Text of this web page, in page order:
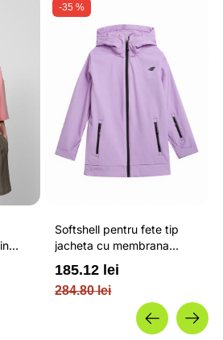
-35 %
Softshell pentru fete tip
jacheta cu membrana
impermeabila NEODRY 5
000 si permis de schi roz /
4F JUNIOR
284.80 lei
185.12 lei